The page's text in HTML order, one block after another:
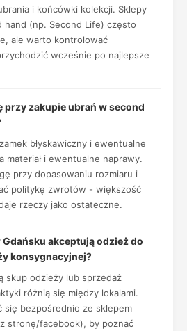
i końcówki kolekcji. Sklepy
hand (np. Second Life) często
ale warto kontrolować
wcześnie po najlepsze
przy zakupie ubrań w second
błyskawiczny i ewentualne
materiał i ewentualne naprawy.
przy dopasowaniu rozmiaru i
politykę zwrotów - większość
rzeczy jako ostateczne.
akceptują odzież do
konsygnacyjnej?
skup odzieży lub sprzedaż
różnią się między lokalami.
się bezpośrednio ze sklepem
stronę/facebook), by poznać